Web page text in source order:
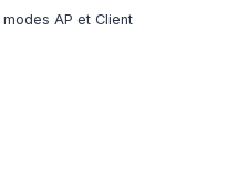
AP et Client